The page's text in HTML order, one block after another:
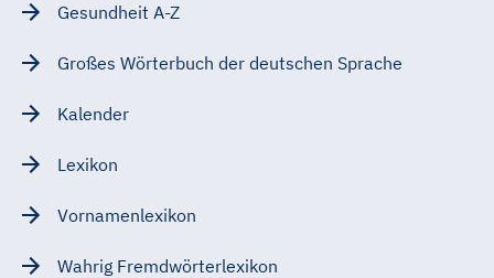
Gesundheit A-Z
Großes Wörterbuch der deutschen Sprache
Kalender
Lexikon
Vornamenlexikon
Wahrig Fremdwörterlexikon